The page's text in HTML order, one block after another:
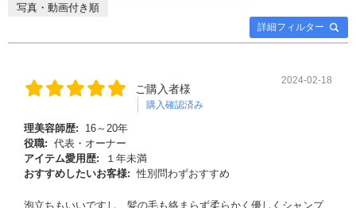
詳細フィルター
写真・動画付き順
ご購入者様
購入確認済み
2024-02-18
理美容師歴:
16～20年
役職: 代表・オーナー
アイテム愛用歴:
１年未満
おすすめしたいお客様: 性別問わずおすすめ
泡立ちもいいですし、髪の毛も絡まらず柔らかく優しくシャンプ